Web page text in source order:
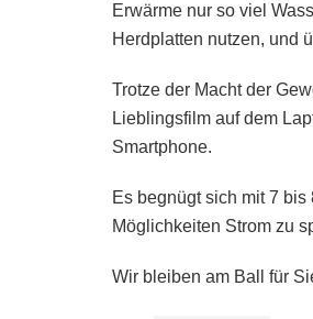
Erwärme nur so viel
Herdplatten nutzen, und
Trotze der Macht der
Lieblingsfilm auf dem
Smartphone.
Es begnügt sich mit 7
Möglichkeiten Strom zu
Wir bleiben am Ball für